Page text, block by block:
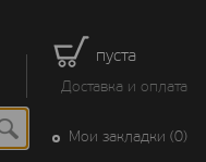
пуста
Доставка и оплата
Мои закладки (0)